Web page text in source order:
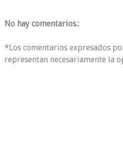
No hay comentarios.:
*Los comentarios expresados
representan necesariamente la